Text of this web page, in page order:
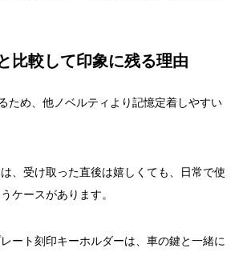
比較して印象に残る理由
ため、他ノベルティより記憶定着しやすい
、受け取った直後は嬉しくても、日常で使
ケースがあります。
ート刻印キーホルダーは、車の鍵と一緒に